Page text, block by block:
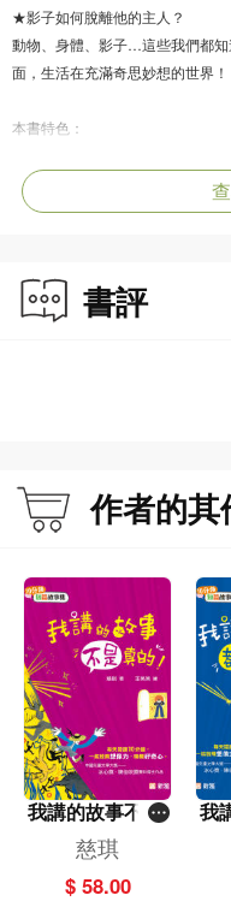
★影子如何脫離他的主人？
動物、身體、影子…這些我們都
面，生活在充滿奇思妙想的世界！
本書特色：
作品入選中國內地的小學中文課
‧本系列每個故事篇幅簡短，適
書評
作者的其
我講的故事不是
真的！ [10分鐘
短篇故事集]
慈琪
$ 58.00
我